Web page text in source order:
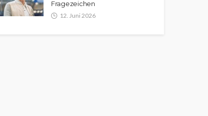
Fragezeichen
12. Juni 2026